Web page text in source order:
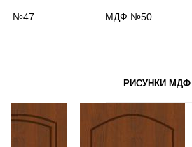
№47 МДФ №50
РИСУНКИ МДФ